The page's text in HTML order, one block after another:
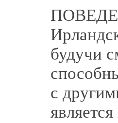
будучи
с